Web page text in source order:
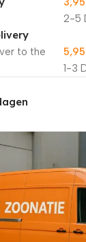
2-5
to the
1-3
5,95